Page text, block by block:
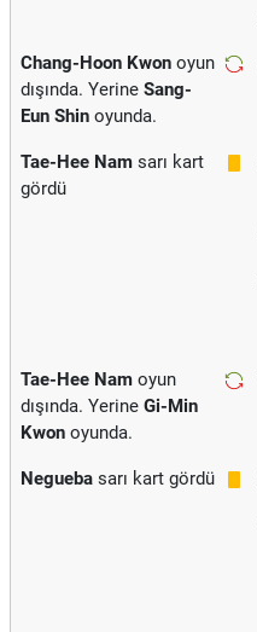
Chang-Hoon Kwon oyun
dışında. Yerine Sang-
Eun Shin oyunda.
Tae-Hee Nam sarı kart
gördü
Tae-Hee Nam oyun
dışında. Yerine Gi-Min
Kwon oyunda.
Negueba sarı kart gördü